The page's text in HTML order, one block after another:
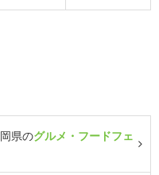
県のグルメ・フードフェ